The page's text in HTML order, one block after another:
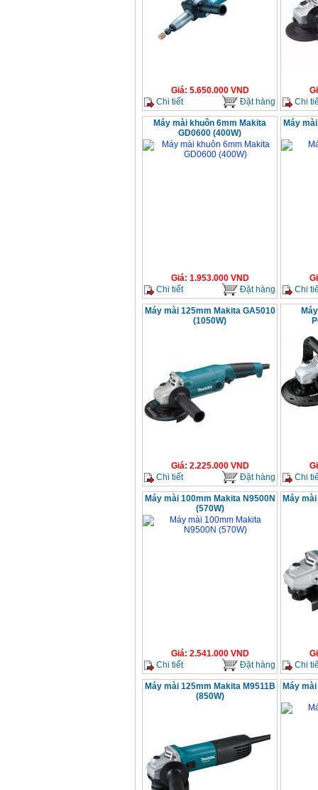
Giá: 5.650.000VND
Chi tiết
Đặt hàng
Chi
Máy mài khuôn 6mm Makita
GD0600 (400W)
Giá: 1.953.000VND
Chi tiết
Đặt hàng
Máy
Chi
Máy mài 125mm Makita GA5010
(1050W)
Giá: 2.225.000VND
Chi tiết
Đặt hàng
Chi
Máy mài 100mm Makita N9500N
(570W)
Giá: 2.541.000VND
Chi tiết
Đặt hàng
Máy
Chi
Máy mài 125mm Makita M9511B
(850W)
Máy